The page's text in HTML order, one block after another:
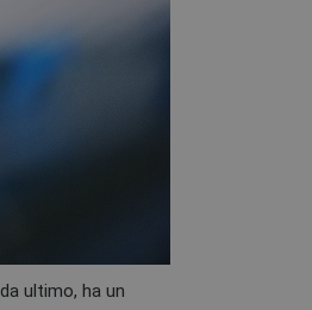
ultimo, ha un